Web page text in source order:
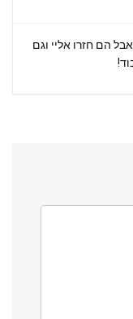
הם חזרו אליי וגם